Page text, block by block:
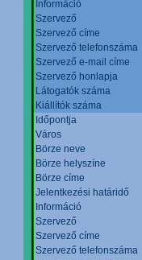
Információ
Szervező
Szervező címe
Szervező telefonszáma
Szervező e-mail címe
Szervező honlapja
Látogatók száma
Kiállítók száma
Időpontja
Város
Börze neve
Börze helyszíne
Börze címe
Jelentkezési határidő
Információ
Szervező
Szervező címe
Szervező telefonszáma